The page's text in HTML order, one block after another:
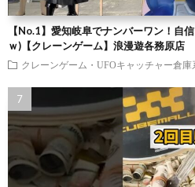
【No.1】愛知岐阜でナンバーワン！自
ｗ)【クレーンゲーム】浪漫遊各務原店
クレーンゲーム・UFOキャッチャー倉庫